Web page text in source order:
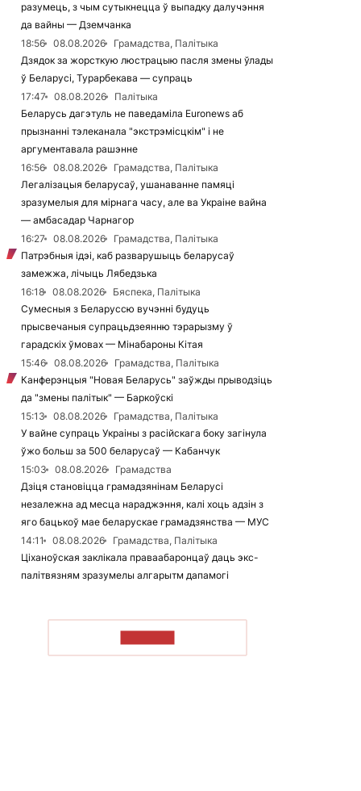
разумець, з чым сутыкнецца ў выпадку далучэння
да вайны — Дземчанка
18:56
08.08.2026
Грамадства, Палітыка
Дзядок за жорсткую люстрацыю пасля змены ўлады
ў Беларусі, Турарбекава — супраць
17:47
08.08.2026
Палітыка
Беларусь дагэтуль не паведаміла Euronews аб
прызнанні тэлеканала "экстрэмісцкім" і не
аргументавала рашэнне
16:56
08.08.2026
Грамадства, Палітыка
Легалізацыя беларусаў, ушанаванне памяці
зразумелыя для мірнага часу, але ва Украіне вайна
— амбасадар Чарнагор
16:27
08.08.2026
Грамадства, Палітыка
Патрэбныя ідэі, каб разварушыць беларусаў
замежжа, лічыць Лябедзька
16:18
08.08.2026
Бяспека, Палітыка
Сумесныя з Беларуссю вучэнні будуць
прысвечаныя супрацьдзеянню тэрарызму ў
гарадскіх ўмовах — Мінабароны Кітая
15:46
08.08.2026
Грамадства, Палітыка
Канферэнцыя "Новая Беларусь" заўжды прыводзіць
да "змены палітык" — Баркоўскі
15:13
08.08.2026
Грамадства, Палітыка
У вайне супраць Украіны з расійскага боку загінула
ўжо больш за 500 беларусаў — Кабанчук
15:03
08.08.2026
Грамадства
Дзіця становіцца грамадзянінам Беларусі
незалежна ад месца нараджэння, калі хоць адзін з
яго бацькоў мае беларускае грамадзянства — МУС
14:11
08.08.2026
Грамадства, Палітыка
Ціханоўская заклікала праваабаронцаў даць экс-
палітвязням зразумелы алгарытм дапамогі